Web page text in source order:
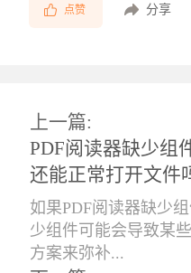
点赞 分享
上一篇:
PDF阅读器缺少组
还能正常打开文件
如果PDF阅读器缺少
少组件可能会导致某
方案来弥补...